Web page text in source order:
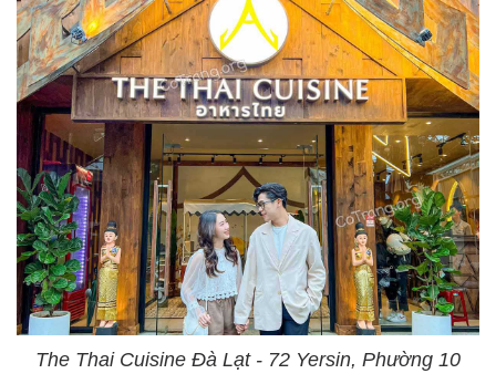
The Thai Cuisine Đà Lạt - 72 Yersin, Phường 10